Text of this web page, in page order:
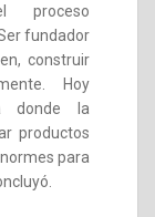
proceso
fundador
construir
Hoy
donde la
productos
para